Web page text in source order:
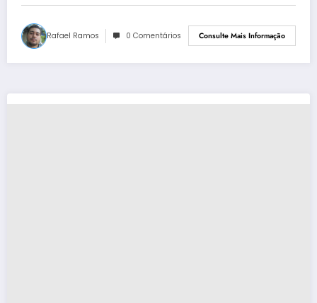
Rafael Ramos 0 Comentários Consulte Mais Informação